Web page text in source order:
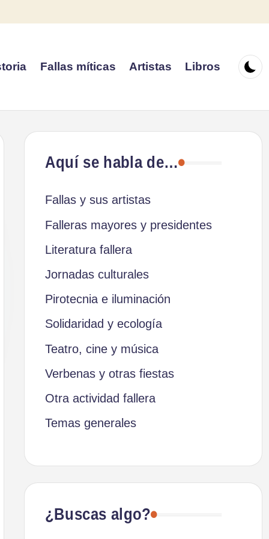
Fallas míticas Artistas Libros
Aquí se habla de…
Fallas y sus artistas
Falleras mayores y presidentes
Literatura fallera
Jornadas culturales
Pirotecnia e iluminación
Solidaridad y ecología
Teatro, cine y música
Verbenas y otras fiestas
Otra actividad fallera
Temas generales
¿Buscas algo?